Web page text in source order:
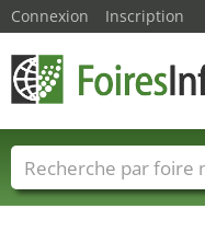
Connexion Inscription
Foire noms Pays